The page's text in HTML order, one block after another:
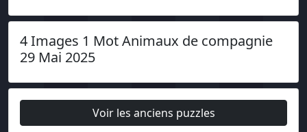
4 Images 1 Mot Animaux de compagnie
29 Mai 2025
Voir les anciens puzzles